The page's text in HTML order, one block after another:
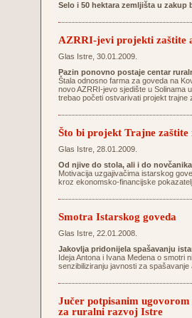
Selo i 50 hektara zemljišta u zakup
AZRRI-jevi projekti zaštite
Glas Istre, 30.01.2009.
Pazin ponovno postaje centar
Štala odnosno farma za goveda na
novo AZRRI-jevo sjedište u Solinama
trebao početi ostvarivati projekt trajne
Što bi projekt Trajne
Glas Istre, 28.01.2009.
Od njive do stola, ali i do novčanika
Motivacija uzgajivačima istarskog
kroz ekonomsko-financijske
Smotra Istarskog goveda
Glas Istre, 22.01.2008.
Jakovlja pridonijela spašavanju
Ideja Antona i Ivana Medena o smotri
senzibiliziranju javnosti za
Jučer potpisanim
za ruralni razvoj Istre